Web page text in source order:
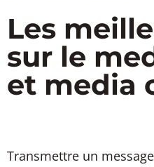
Les
sur le
et media
Transmettre un